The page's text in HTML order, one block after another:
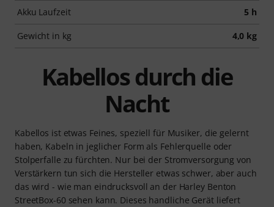
Akku Laufzeit 5 h
Gewicht in kg 4,0 kg
Kabellos durch die
Nacht
Kabellos ist etwas Feines, speziell für Musiker, die gelernt
haben, Kabeln in jeglicher Form als Fehlerquelle oder
Stolperfalle zu fürchten. Nur bei der Stromversorgung von
Verstärkern tun sich die Hersteller etwas schwer, aber auch
das wird - wie man eindrucksvoll an der Harley Benton
StreetBox-60 sehen kann. Dieses handliche Gerät liefert